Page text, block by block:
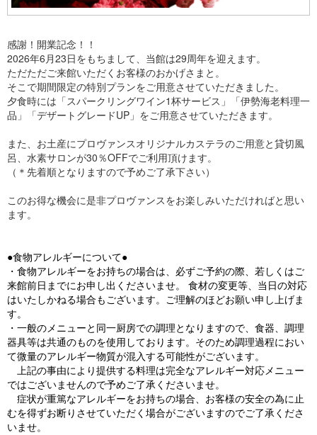
感謝！開業記念！！
2026年6月23日をもちまして、当館は29周年を迎えます。
ただただご来館いただくお客様のおかげさまと。
そこで期間限定の特別プランをご用意させていただきました。
夕食時には「スパークリングワイン1杯サービス」「伊勢海老料理一
品」「デザートグレードUP」をご用意させていただきます。
また、お土産にプロヴァンスオリジナルカステラのご用意と貸切風
呂、水素サロンが30％OFFでご利用頂けます。
（＊先着順となりますので予めご了承下さい）
このお得な機会に是非プロヴァンスをお楽しみいただければと思い
ます。
●食物アレルギーについて●
・食物アレルギーをお持ちの場合は、必ずご予約の際、若しくはご
来館前日までにお申し出くださいませ。 食材の変更等、当日の対応
はいたしかねる場合もございます。ご理解のほどお願い申し上げま
す。
・一般のメニューと同一厨房での調理となりますので、食器、調理
器具等は共通のものを使用しております。そのため調理過程におい
て微量のアレルギー物質が混入する可能性がございます。
上記の事由により提供する料理は完全なアレルギー対応メニュー
ではございませんので予めご了承くださいませ。
症状が重篤なアレルギーをお持ちの場合、お客様の安全の為に止
むを得ずお断りさせていただく場合がございますのでご了承くださ
いませ。